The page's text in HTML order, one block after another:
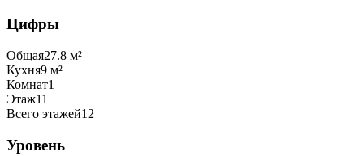
Цифры
Общая27.8 м²
Кухня9 м²
Комнат1
Этаж11
Всего этажей12
Уровень